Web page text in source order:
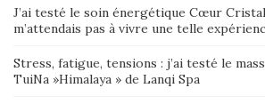
J’ai testé le soin énergétique Cœur
m’attendais pas à vivre une telle
Stress, fatigue, tensions : j’ai testé le
TuiNa »Himalaya » de Lanqi Spa